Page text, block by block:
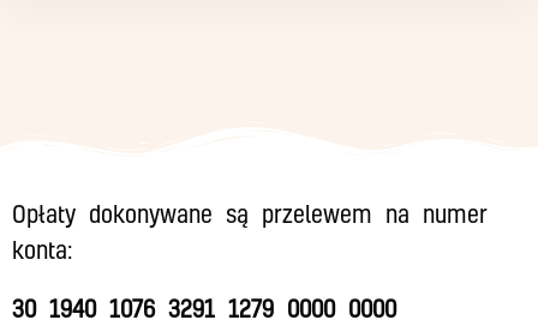
Opłaty dokonywane są przelewem na numer
konta:
30 1940 1076 3291 1279 0000 0000